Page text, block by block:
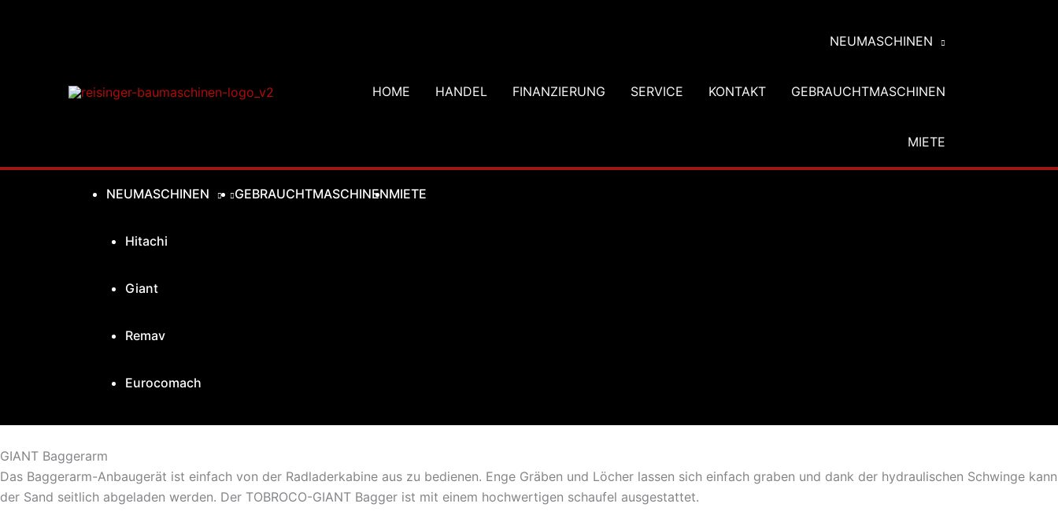
HOME HANDEL FINANZIERUNG SERVICE KONTAKT
NEUMASCHINEN
GEBRAUCHTMASCHINEN
MIETE
NEUMASCHINEN
Hitachi
Giant
Remav
Eurocomach
GEBRAUCHTMASCHINENMIETE
GIANT Baggerarm
Das Baggerarm-Anbaugerät ist einfach von der Radladerkabine aus zu bedienen. Enge Gräben und Löcher lassen sich einfach graben und dank der hydraulischen Schwinge kann
der Sand seitlich abgeladen werden. Der TOBROCO-GIANT Bagger ist mit einem hochwertigen schaufel ausgestattet.